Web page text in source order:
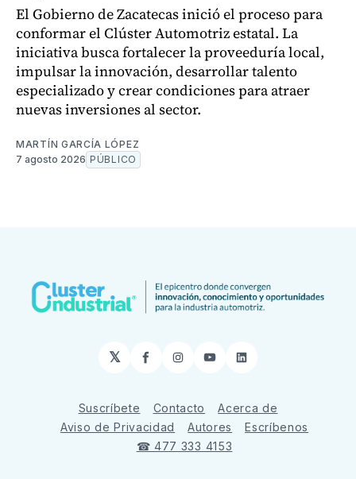
El Gobierno de Zacatecas inició el proceso para
conformar el Clúster Automotriz estatal. La
iniciativa busca fortalecer la proveeduría local,
impulsar la innovación, desarrollar talento
especializado y crear condiciones para atraer
nuevas inversiones al sector.
MARTÍN GARCÍA LÓPEZ
7 agosto 2026 PÚBLICO
𝕏 Facebook
Instagram
YouTubeLinkedIn
Suscríbete Contacto
Acerca de
Aviso de Privacidad
Autores
Escríbenos
☎ 477 333 4153